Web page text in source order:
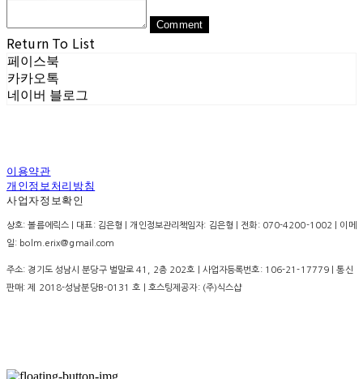
Comment
Return To List
페이스북
카카오톡
네이버 블로그
이용약관
개인정보처리방침
사업자정보확인
상호: 볼름에릭스 | 대표: 김은형 | 개인정보관리책임자: 김은형 | 전화: 070-4200-1002 | 이메
일: bolm.erix@gmail.com
주소: 경기도 성남시 분당구 벌말로 41, 2층 202호 | 사업자등록번호: 106-21-17779 | 통신
판매:제 2018-성남분당B-0131 호 | 호스팅제공자: (주)식스샵